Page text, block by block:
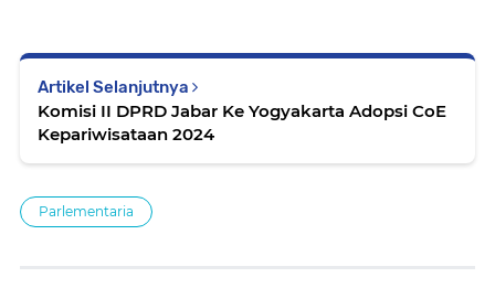
Artikel Selanjutnya
Komisi II DPRD Jabar Ke Yogyakarta Adopsi CoE
Kepariwisataan 2024
Parlementaria